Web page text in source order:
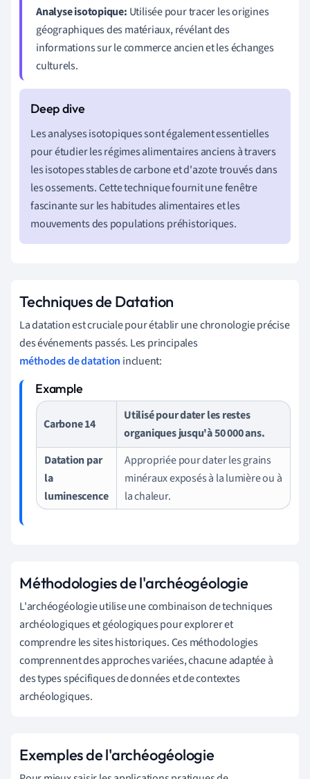
Analyse isotopique: Utilisée pour tracer les origines
géographiques des matériaux, révélant des
informations sur le commerce ancien et les échanges
culturels.
Les analyses isotopiques sont également essentielles
pour étudier les régimes alimentaires anciens à travers
les isotopes stables de carbone et d'azote trouvés dans
les ossements. Cette technique fournit une fenêtre
fascinante sur les habitudes alimentaires et les
mouvements des populations préhistoriques.
Techniques de Datation
La datation est cruciale pour établir une chronologie précise
des événements passés. Les principales
méthodes de datation incluent:
Carbone 14
Utilisé pour dater les restes
organiques jusqu'à 50 000 ans.
Datation par
la
luminescence
Appropriée pour dater les grains
minéraux exposés à la lumière ou à
la chaleur.
Méthodologies de l'archéogéologie
L'archéogéologie utilise une combinaison de techniques
archéologiques et géologiques pour explorer et
comprendre les sites historiques. Ces méthodologies
comprennent des approches variées, chacune adaptée à
des types spécifiques de données et de contextes
archéologiques.
Exemples de l'archéogéologie